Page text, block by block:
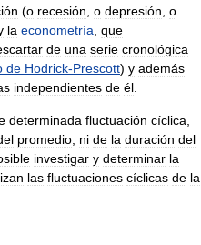
(o recesión o depresión o
la econometría que
de una serie cronológica
de Hodrick-Prescott) y además
independientes de él
determinada fluctuación cíclica
promedio ni de la duración del
investigar y determinar la
las fluctuaciones cíclicas de la